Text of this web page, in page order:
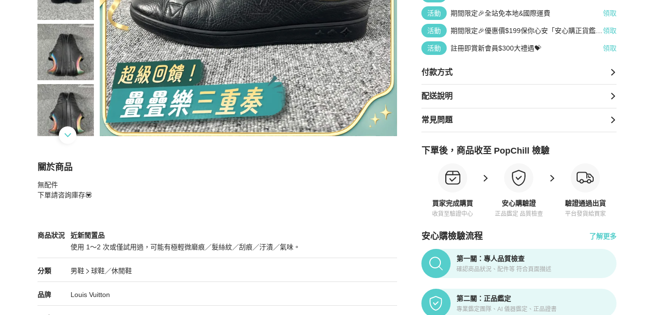
活動 期間限定🎉全站免本地&國際運費 領取
活動
期間限定🎉優惠價$199保你心安「安心購正貨鑑
領取
活動 註冊即賞新會員$300大禮遇💝 領取
付款方式
配送說明
常見問題
下單後，商品收至 PopChill 檢驗
買家完成購買
收貨至驗證中心
安心購驗證
正品鑑定 品質檢查
驗證通過出貨
平台發貨給買家
安心購檢驗流程 了解更多
PopChill拍拍圈正品驗證、安心購檢驗流程介紹
第一關：專人品質檢查
確認商品狀況、配件等 符合頁面描述
第二關：正品鑑定
專業鑑定團隊、AI 儀器鑑定、正品證書
關於商品
關於LouisVuitton路易威登 黑色老花壓花板鞋@42碼 🧡
無配件
下單請咨詢庫存💟
商品狀況
Louis Vuitton男鞋商品狀態與細節
近新閒置品
使用 1～2 次或僅試用過，可能有極輕微磨痕／髮絲紋／刮痕／汙漬／氣味。
近新閒置品
分類
Louis Vuitton男鞋 分類資訊
男鞋
球鞋／休閒鞋
男鞋/球鞋／休閒鞋推薦
品牌
Louis Vuitton精品男鞋品牌介紹
Louis Vuitton
Louis Vuitton推薦清單